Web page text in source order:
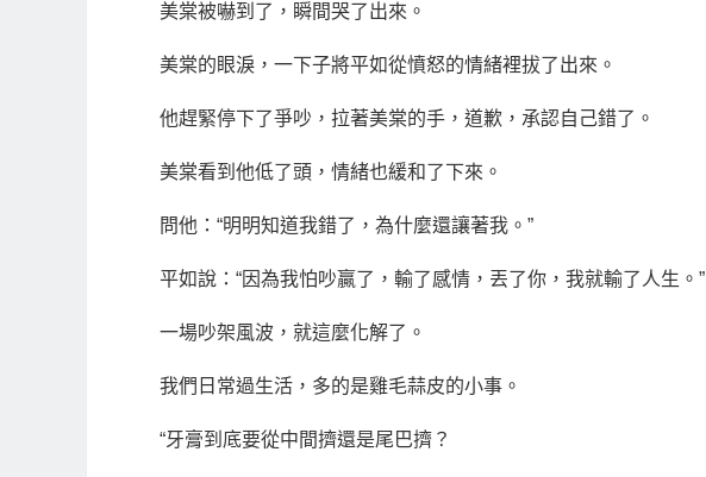
美棠被嚇到了，瞬間哭了出來。
美棠的眼淚，一下子將平如從憤怒的情緒裡拔了出來。
他趕緊停下了爭吵，拉著美棠的手，道歉，承認自己錯了。
美棠看到他低了頭，情緒也緩和了下來。
問他：“明明知道我錯了，為什麼還讓著我。”
平如說：“因為我怕吵贏了，輸了感情，丟了你，我就輸了人生。”
一場吵架風波，就這麼化解了。
我們日常過生活，多的是雞毛蒜皮的小事。
“牙膏到底要從中間擠還是尾巴擠？